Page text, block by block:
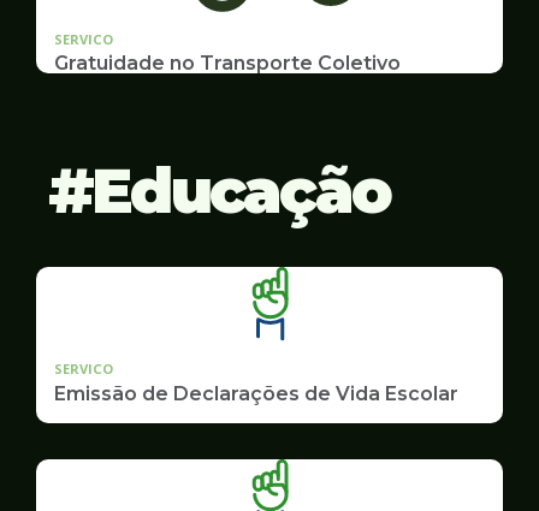
SERVICO
Gratuidade no Transporte Coletivo
Educação
SERVICO
Emissão de Declarações de Vida Escolar